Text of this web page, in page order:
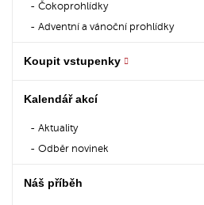
Čokoprohlídky
Adventní a vánoční prohlídky
Koupit vstupenky
Kalendář akcí
Aktuality
Odběr novinek
Náš příběh